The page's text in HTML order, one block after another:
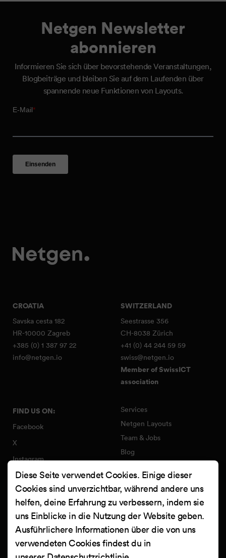
Netgen Newsletter
abonnieren
Informieren Sie sich über bevorstehende Veranstaltungen,
Blogbeiträge und bleiben Sie auf dem Laufenden über
spannende neue Funktionen von Layouts.
CROATIA
Savska cesta 182
HR-10000 Zagreb
+385 (0) 1 387 97 22
info@netgen.io
SWITZERLAND
Seestrasse 356
CH-8038 Zürich
+41 (0) 44 244 59 59
swiss@netgen.io
Member of SwissICT
association
FIND US ON:
Facebook
X
Instagram
LinkedIn
YouTube
Clutch
Services
Netgen Layouts
Team & Jobs
Blog
Netgen Stack für Ibexa/eZ
Platform
Arbeiten
Kontakt
Diese Seite verwendet Cookies. Einige dieser
Cookies sind unverzichtbar, während andere uns
helfen, deine Erfahrung zu verbessern, indem sie
uns Einblicke in die Nutzung der Website geben.
Ausführlichere Informationen über die von uns
verwendeten Cookies findest du in